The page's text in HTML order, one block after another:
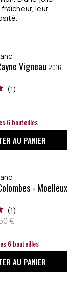
leur
Vigneau 2016
1
6 bouteilles
AU PANIER
- Moelleux
1
€
6 bouteilles
AU PANIER